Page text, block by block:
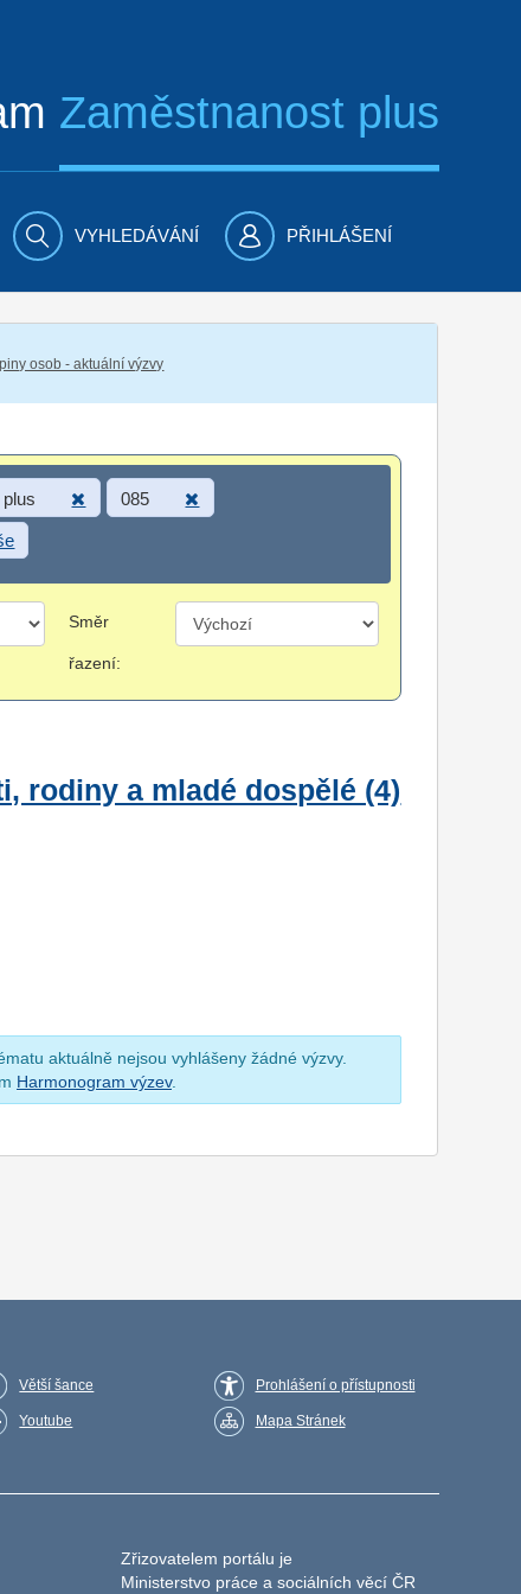
Zaměstnanost plus
VYHLEDÁVÁNÍ PŘIHLÁŠENÍ
osob - aktuální výzvy
085
Směr
řazení:
rodiny a mladé dospělé (4)
aktuálně nejsou vyhlášeny žádné výzvy.
Harmonogram výzev.
Větší šance
Youtube
Prohlášení o přístupnosti
Mapa Stránek
Zřizovatelem portálu je
Ministerstvo práce a sociálních věcí ČR